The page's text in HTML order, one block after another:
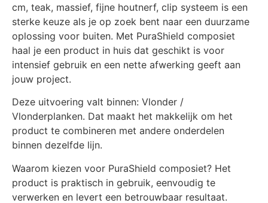
cm, teak, massief, fijne houtnerf, clip systeem is een
sterke keuze als je op zoek bent naar een duurzame
oplossing voor buiten. Met PuraShield composiet
haal je een product in huis dat geschikt is voor
intensief gebruik en een nette afwerking geeft aan
jouw project.
Deze uitvoering valt binnen: Vlonder /
Vlonderplanken. Dat maakt het makkelijk om het
product te combineren met andere onderdelen
binnen dezelfde lijn.
Waarom kiezen voor PuraShield composiet? Het
product is praktisch in gebruik, eenvoudig te
verwerken en levert een betrouwbaar resultaat.